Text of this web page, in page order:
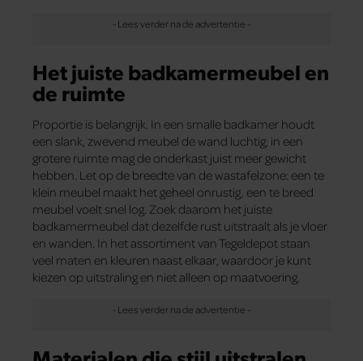
Het juiste badkamermeubel en
de ruimte
Proportie is belangrijk. In een smalle badkamer houdt
een slank, zwevend meubel de wand luchtig; in een
grotere ruimte mag de onderkast juist meer gewicht
hebben. Let op de breedte van de wastafelzone: een te
klein meubel maakt het geheel onrustig, een te breed
meubel voelt snel log. Zoek daarom het juiste
badkamermeubel dat dezelfde rust uitstraalt als je vloer
en wanden. In het assortiment van Tegeldepot staan
veel maten en kleuren naast elkaar, waardoor je kunt
kiezen op uitstraling en niet alleen op maatvoering.